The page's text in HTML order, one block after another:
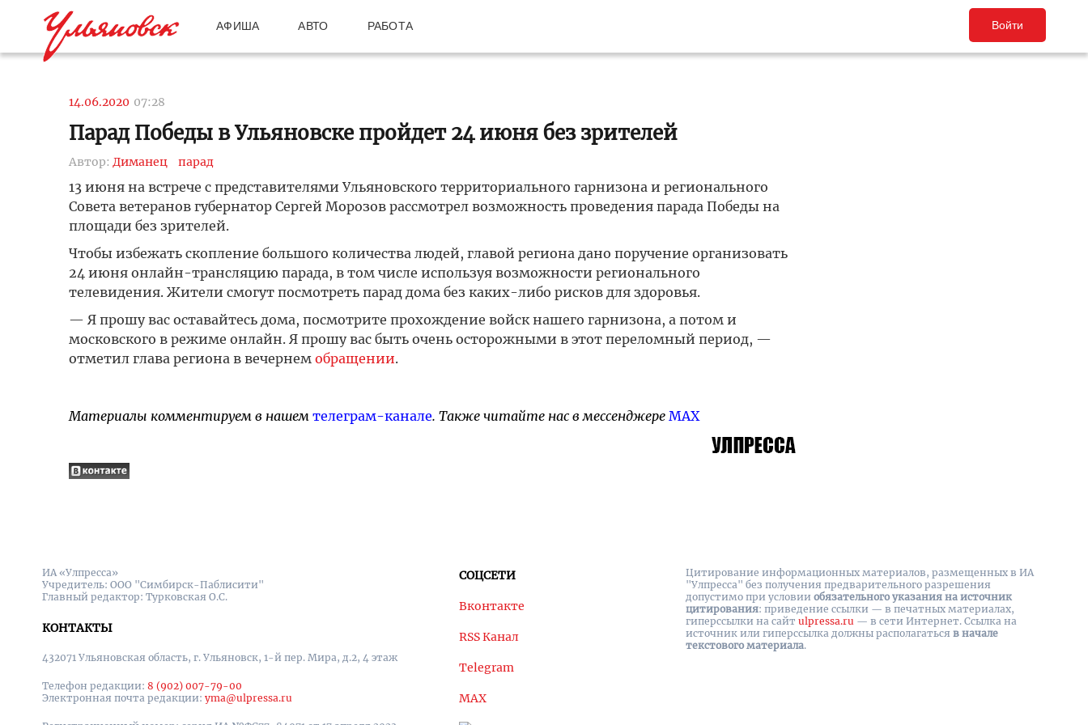
АФИША АВТО РАБОТА Войти
14.06.2020 07:28
Парад Победы в Ульяновске пройдет 24 июня без зрителей
Автор: Диманец парад
13 июня на встрече с представителями Ульяновского территориального гарнизона и регионального
Совета ветеранов губернатор Сергей Морозов рассмотрел возможность проведения парада Победы на
площади без зрителей.
Чтобы избежать скопление большого количества людей, главой региона дано поручение организовать
24 июня онлайн-трансляцию парада, в том числе используя возможности регионального
телевидения. Жители смогут посмотреть парад дома без каких-либо рисков для здоровья.
— Я прошу вас оставайтесь дома, посмотрите прохождение войск нашего гарнизона, а потом и
московского в режиме онлайн. Я прошу вас быть очень осторожными в этот переломный период, —
отметил глава региона в вечернем обращении.
Материалы комментируем в нашем телеграм-канале. Также читайте нас в мессенджере MAX
ИА «Улпресса»
Учредитель: ООО "Симбирск-Паблисити"
Главный редактор: Турковская О.С.
КОНТАКТЫ
432071 Ульяновская область, г. Ульяновск, 1-й пер. Мира, д.2, 4 этаж
Телефон редакции: 8 (902) 007-79-00
Электронная почта редакции: yma@ulpressa.ru
СОЦСЕТИ
Вконтакте
RSS Канал
Telegram
MAX
Цитирование информационных материалов, размещенных в ИА
"Улпресса" без получения предварительного разрешения
допустимо при условии обязательного указания на источник
цитирования: приведение ссылки — в печатных материалах,
гиперссылки на cайт ulpressa.ru — в сети Интернет. Ссылка на
источник или гиперссылка должны располагаться в начале
текстового материала.